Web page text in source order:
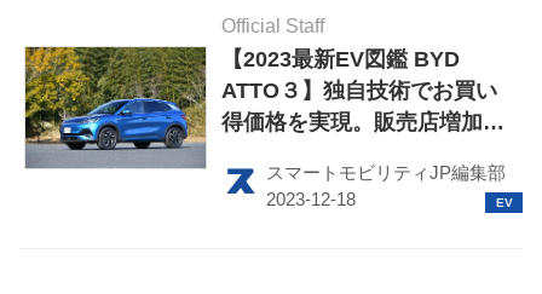
ライフスタイル
テクノロジー
このメディアについて
Official Staff
【2023最新EV図鑑 BYD
ATTO３】独自技術でお買い
得価格を実現。販売店増加中
スマートモビリティJP編集部